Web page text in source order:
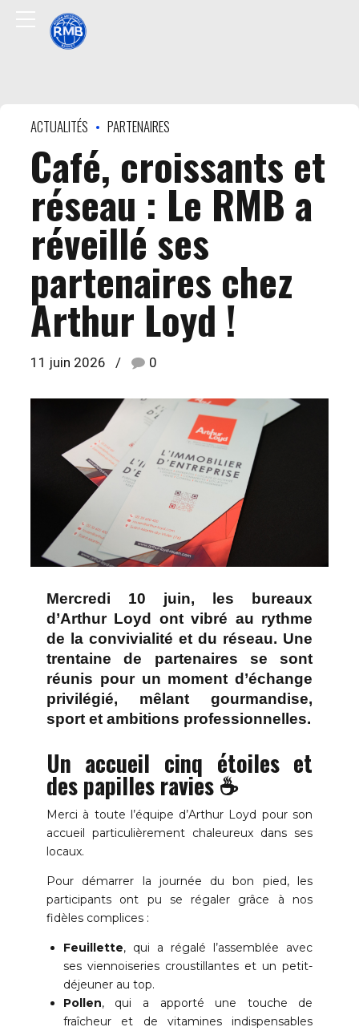
ACTUALITÉS PARTENAIRES
Café, croissants et
réseau : Le RMB a
réveillé ses
partenaires chez
Arthur Loyd !
11 juin 2026 0
Mercredi 10 juin, les bureaux
d’Arthur Loyd ont vibré au rythme
de la convivialité et du réseau. Une
trentaine de partenaires se sont
réunis pour un moment d’échange
privilégié, mêlant gourmandise,
sport et ambitions professionnelles.
Un accueil cinq étoiles et
des papilles ravies ☕️
Merci à toute l’équipe d’Arthur Loyd pour son
accueil particulièrement chaleureux dans ses
locaux.
Pour démarrer la journée du bon pied, les
participants ont pu se régaler grâce à nos
fidèles complices :
Feuillette, qui a régalé l’assemblée avec
ses viennoiseries croustillantes et un petit-
déjeuner au top.
Pollen, qui a apporté une touche de
fraîcheur et de vitamines indispensables